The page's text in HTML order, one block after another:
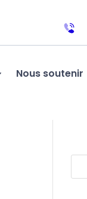
Nous soutenir